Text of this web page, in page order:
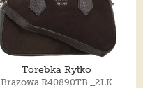
Torebka Ryłko
Brązowa R40890TB _2LK